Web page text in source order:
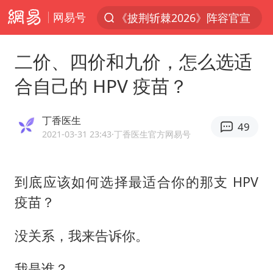
网易号
《披荆斩棘2026》阵容官宣
夏日经济乘热而上 消费市场向新而行
白海豚对华东华北影响会大于巴威
美将每月供乌爱国者拦截导弹
央视新主播李秋莹母校发文祝贺
二价、四价和九价，怎么选适
合自己的 HPV 疫苗？
丁香医生
2021-03-31 23:43·丁香医生官方网易号
49
到底应该如何选择最适合你的那支 HPV
疫苗？
没关系，我来告诉你。